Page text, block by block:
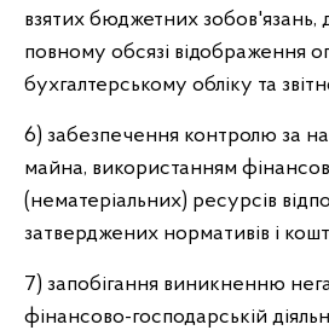
взятих бюджетних зобов'язань,
повному обсязі відображення
бухгалтерському обліку та
6) забезпечення контролю за
майна, використанням
(нематеріальних) ресурсів
затверджених нормативів і
7) запобігання виникненню
фінансово-господарській